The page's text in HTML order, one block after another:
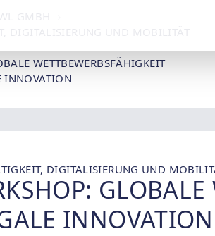
DIGITALISIERUNG UND MOBILITÄT
WETTBEWERBSFÄHIGKEIT
INNOVATION
DIGITALISIERUNG UND
INNOVATION